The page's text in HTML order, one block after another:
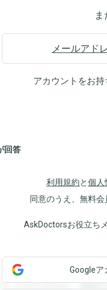
ま
メールアド
アカウントをお持
回答
利用規約と個人
同意のうえ、無料
AskDoctorsお役立ち
ことができます。登録
Googleア